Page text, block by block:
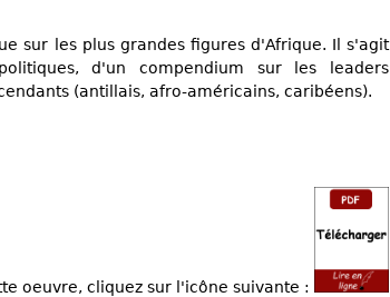
sur les plus grandes figures d'Afrique. Il s'agit
d'un compendium sur les leaders
(antillais, afro-américains, caribéens).
oeuvre, cliquez sur l'icône suivante :